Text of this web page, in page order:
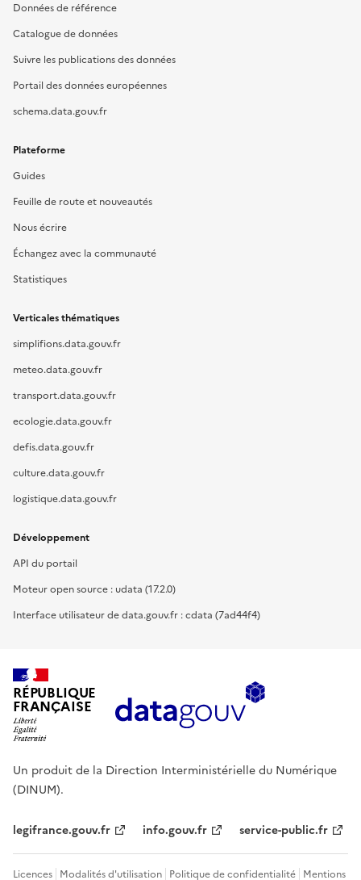
Données de référence
Catalogue de données
Suivre les publications des données
Portail des données européennes
schema.data.gouv.fr
Plateforme
Guides
Feuille de route et nouveautés
Nous écrire
Échangez avec la communauté
Statistiques
Verticales thématiques
simplifions.data.gouv.fr
meteo.data.gouv.fr
transport.data.gouv.fr
ecologie.data.gouv.fr
defis.data.gouv.fr
culture.data.gouv.fr
logistique.data.gouv.fr
Développement
API du portail
Moteur open source : udata (17.2.0)
Interface utilisateur de data.gouv.fr : cdata (7ad44f4)
RÉPUBLIQUE
FRANÇAISE
Un produit de la Direction Interministérielle du Numérique
(DINUM).
legifrance.gouv.fr info.gouv.fr service-public.fr
Licences Modalités d'utilisation Politique de confidentialité Mentions